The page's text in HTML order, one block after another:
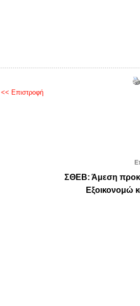
<< Επιστροφή
ΣΘΕΒ: Άμεση
Εξοικονομώ